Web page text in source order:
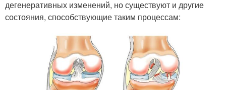
дегенеративных изменений, но существуют и другие
состояния, способствующие таким процессам: